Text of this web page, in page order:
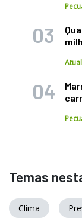
Temas
Clima